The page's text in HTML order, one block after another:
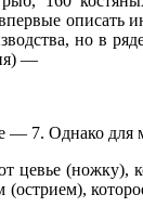
впервые
но в
—
— 7. Однако
(ножку),